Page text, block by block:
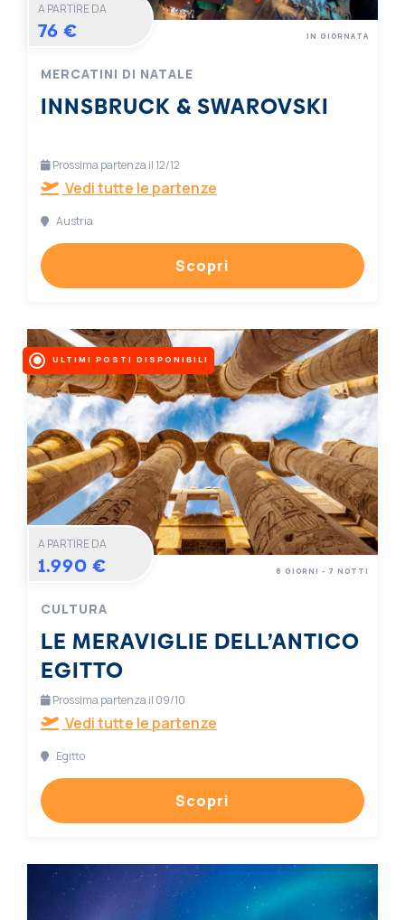
A PARTIRE DA
76 €
MERCATINI DI NATALE
INNSBRUCK & SWAROVSKI
IN GIORNATA
Prossima partenza il 12/12
Vedi tutte le partenze
Austria
Scopri
ULTIMI POSTI DISPONIBILI
A PARTIRE DA
1.990 €
CULTURA
LE MERAVIGLIE DELL’ANTICO
EGITTO
8 GIORNI - 7 NOTTI
Prossima partenza il 09/10
Vedi tutte le partenze
Egitto
Scopri